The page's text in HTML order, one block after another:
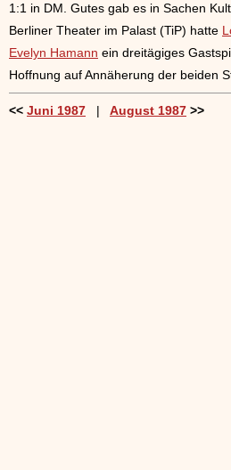
1:1 in DM. Gutes gab es in Sachen
Berliner Theater im Palast (TiP) hatte
Evelyn Hamann ein dreitägiges
Hoffnung auf Annäherung der beiden
<< Juni 1987 | August 1987 >>